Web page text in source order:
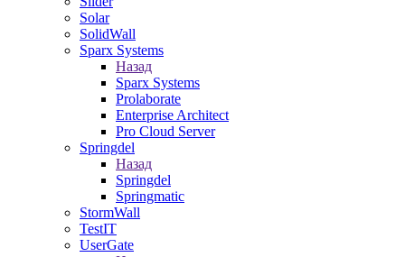
Solar
SolidWall
Sparx Systems
Назад
Sparx Systems
Prolaborate
Enterprise Architect
Pro Cloud Server
Springdel
Назад
Springdel
Springmatic
StormWall
TestIT
UserGate